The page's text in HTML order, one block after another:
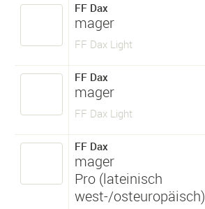
FF Dax
mager
FF Dax Light
FF Dax
mager
FF Dax Light
FF Dax
mager
Pro (lateinisch
west-/osteuropäisch)